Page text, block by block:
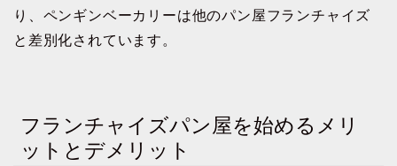
り、ペンギンベーカリーは他のパン屋フランチャイズ
と差別化されています。
フランチャイズパン屋を始めるメリ
ットとデメリット